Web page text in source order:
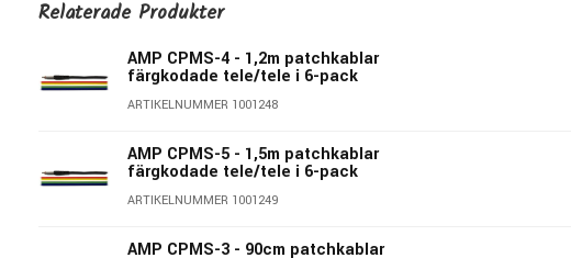
Kabelfärg:Färgkodade
Modellbeteckning:CPMS-7
Säljes i pack om 6st
AMP - Kablar du kan lita på!
Relaterade Produkter
AMP CPMS-4 - 1,2m patchkablar
färgkodade tele/tele i 6-pack
ARTIKELNUMMER 1001248
AMP CPMS-5 - 1,5m patchkablar
färgkodade tele/tele i 6-pack
ARTIKELNUMMER 1001249
AMP CPMS-3 - 90cm patchkablar